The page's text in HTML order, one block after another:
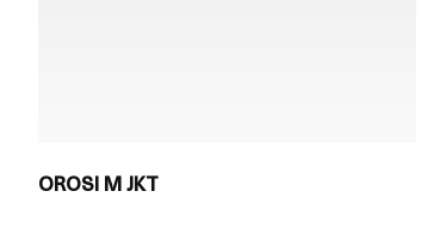
OROSI M JKT